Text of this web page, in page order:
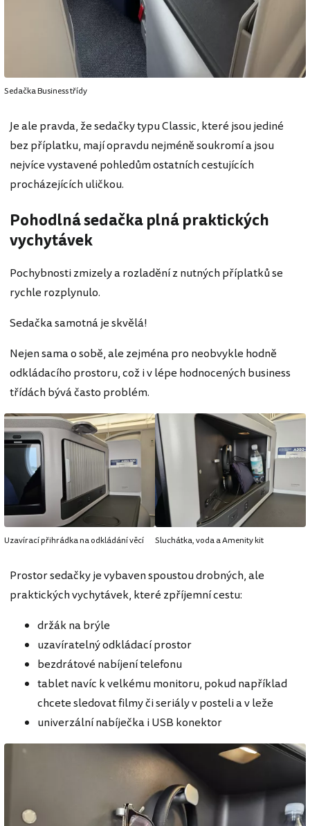
Sedačka Business třídy
Je ale pravda, že sedačky typu Classic, které jsou jediné
bez příplatku, mají opravdu nejméně soukromí a jsou
nejvíce vystavené pohledům ostatních cestujících
procházejících uličkou.
Pohodlná sedačka plná praktických
vychytávek
Pochybnosti zmizely a rozladění z nutných příplatků se
rychle rozplynulo.
Sedačka samotná je skvělá!
Nejen sama o sobě, ale zejména pro neobvykle hodně
odkládacího prostoru, což i v lépe hodnocených business
třídách bývá často problém.
Uzavírací přihrádka na odkládání věcí Sluchátka, voda a Amenity kit
Prostor sedačky je vybaven spoustou drobných, ale
praktických vychytávek, které zpříjemní cestu:
držák na brýle
uzavíratelný odkládací prostor
bezdrátové nabíjení telefonu
tablet navíc k velkému monitoru, pokud například
chcete sledovat filmy či seriály v posteli a v leže
univerzální nabíječka i USB konektor